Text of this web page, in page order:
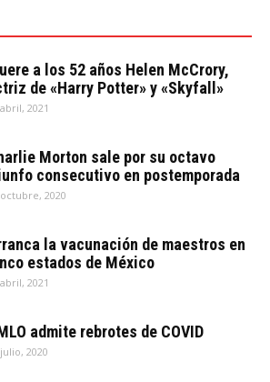
a los 52 años Helen McCrory,
de «Harry Potter» y «Skyfall»
2021
Morton sale por su octavo
consecutivo en postemporada
2020
la vacunación de maestros en
estados de México
2021
admite rebrotes de COVID
2020